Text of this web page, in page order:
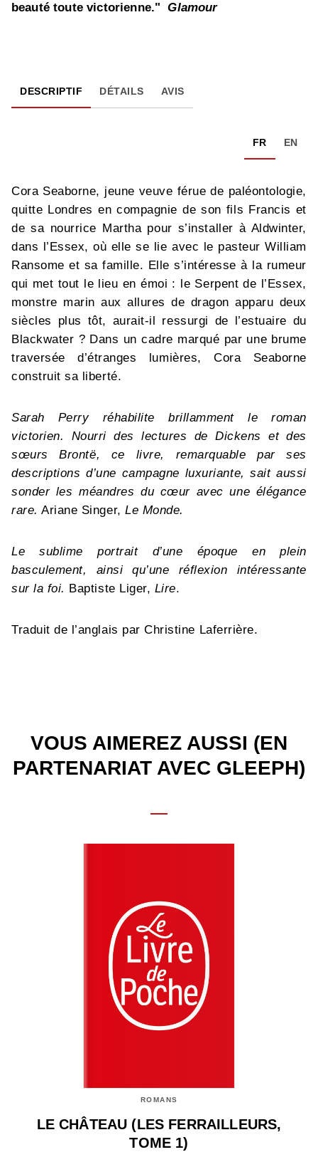
beauté toute victorienne."Glamour
DESCRIPTIF DÉTAILS AVIS
FR EN
Cora Seaborne, jeune veuve férue de paléontologie,
quitte Londres en compagnie de son fils Francis et
de sa nourrice Martha pour s’installer à Aldwinter,
dans l’Essex, où elle se lie avec le pasteur William
Ransome et sa famille. Elle s’intéresse à la rumeur
qui met tout le lieu en émoi : le Serpent de l’Essex,
monstre marin aux allures de dragon apparu deux
siècles plus tôt, aurait-il ressurgi de l’estuaire du
Blackwater ? Dans un cadre marqué par une brume
traversée d’étranges lumières, Cora Seaborne
construit sa liberté.
Sarah Perry réhabilite brillamment le roman
victorien. Nourri des lectures de Dickens et des
sœurs Brontë, ce livre, remarquable par ses
descriptions d’une campagne luxuriante, sait aussi
sonder les méandres du cœur avec une élégance
rare. Ariane Singer, Le Monde.
Le sublime portrait d’une époque en plein
basculement, ainsi qu’une réflexion intéressante
sur la foi. Baptiste Liger, Lire.
Traduit de l’anglais par Christine Laferrière.
VOUS AIMEREZ AUSSI (EN
PARTENARIAT AVEC GLEEPH)
ROMANS
LE CHÂTEAU (LES FERRAILLEURS,
TOME 1)